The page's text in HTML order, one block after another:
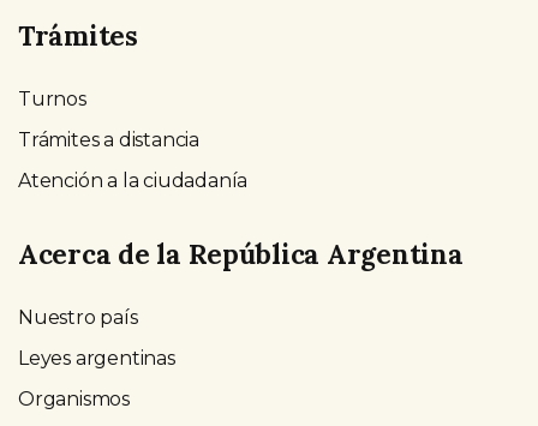
Trámites
Turnos
Trámites a distancia
Atención a la ciudadanía
Acerca de la República Argentina
Nuestro país
Leyes argentinas
Organismos